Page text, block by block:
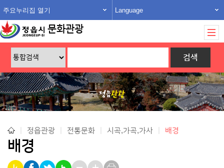
주요누리집 열기 Language
문화관광
정읍관광 전통문화 시곡,가곡,가사 배경
배경